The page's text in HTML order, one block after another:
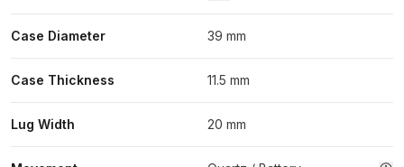
Case Diameter 39 mm
Case Thickness 11.5 mm
Lug Width 20 mm